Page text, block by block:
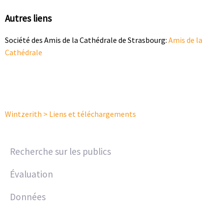
Autres liens
Société des Amis de la Cathédrale de Strasbourg: Amis de la
Cathédrale
Wintzerith > Liens et téléchargements
Recherche sur les publics
Évaluation
Données